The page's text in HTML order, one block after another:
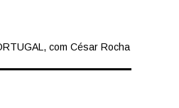
com César Rocha